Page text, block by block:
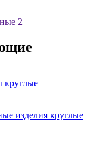
2
круглые
изделия круглые